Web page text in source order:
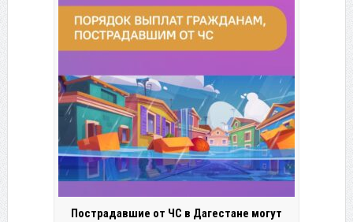
Пострадавшие от ЧС в Дагестане могут